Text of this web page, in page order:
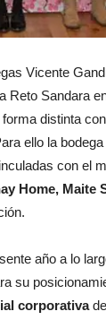
Vicente
Reto Sandara
distinta
ello la
con el
Home, Maite
año a lo
su
corporativa